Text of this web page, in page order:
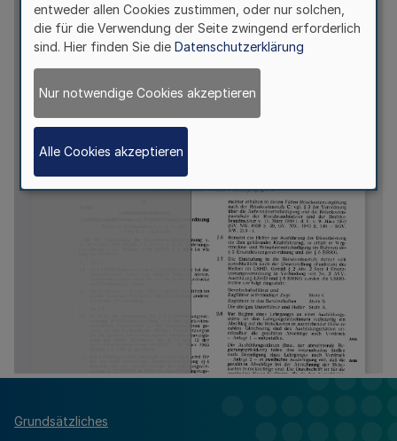
Grundsätzliches
entweder allen Cookies zustimmen, oder nur solchen,
die für die Verwendung der Seite zwingend erforderlich
sind. Hier finden Sie die Datenschutzerklärung
Nur notwendige Cookies akzeptieren
Alle Cookies akzeptieren